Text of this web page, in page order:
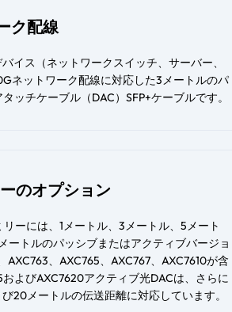
ク配線
イス（ネットワークスイッチ、サーバー、
ネットワーク配線に対応した3メートルのパ
ッチケーブル（DAC）SFP+ケーブルです。
のオプション
ーには、1メートル、3メートル、5メート
ートルのパッシブまたはアクティブバージョ
AXC763、AXC765、AXC767、AXC7610が含
およびAXC7620アクティブ光DACは、さらに
20メートルの伝送距離に対応しています。